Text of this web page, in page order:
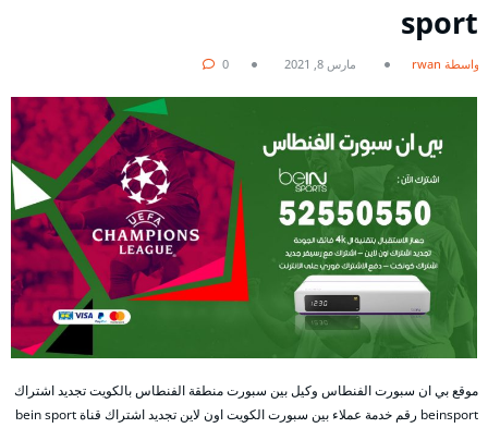
sport
بواسطة rwan مارس 8, 2021 0
موقع بي ان سبورت الفنطاس وكيل بين سبورت منطقة الفنطاس بالكويت تجديد اشتراك
beinsport رقم خدمة عملاء بين سبورت الكويت اون لاين تجديد اشتراك قناة bein sport